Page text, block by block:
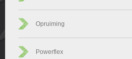
Opruiming
Powerflex